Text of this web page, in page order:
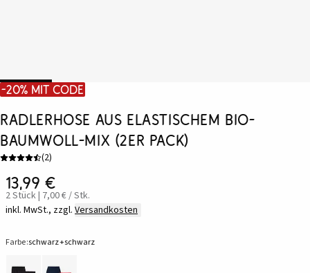
-20% mit Code
Radlerhose aus elastischem Bio-
Baumwoll-Mix (2er Pack)
(2)
13,99 €
2 Stück | 7,00 € / Stk.
inkl. MwSt., zzgl. Versandkosten
Farbe:schwarz+schwarz